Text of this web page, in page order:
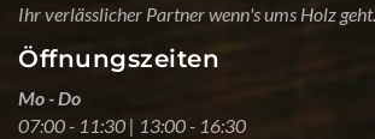
Ihr verlässlicher Partner wenn's ums Holz geht.
Öffnungszeiten
Mo - Do
07:00 - 11:30 | 13:00 - 16:30